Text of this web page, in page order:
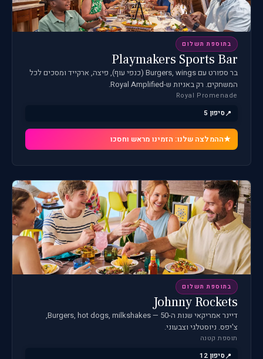
בתוספת תשלום
Playmakers Sports Bar
בר ספורט עם Burgers, wings (כנפי עוף), פיצה, ארקייד ומסכים לכל
המשחקים. רק באניות ש-Royal Amplified.
Royal Promenade
סיפון 5
ההמלצה שלנו: הזמינו מראש וחסכו
בתוספת תשלום
Johnny Rockets
דיינר אמריקאי שנות ה-50 — Burgers, hot dogs, milkshakes,
צ'יפס. ניוסטלגי וצבעוני.
תוספת קטנה
סיפון 12